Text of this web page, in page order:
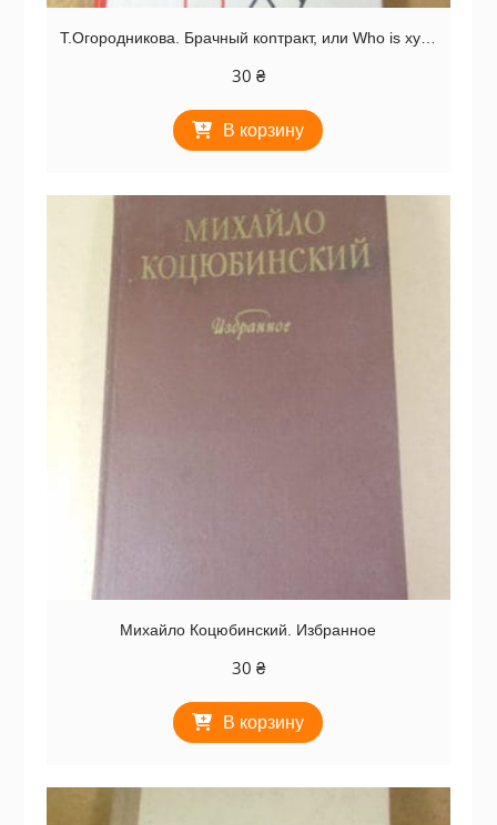
Т.Огородникова. Брачный коnтракт, или Who is xy…
30 ₴
В корзину
Михайло Коцюбинский. Избранное
30 ₴
В корзину